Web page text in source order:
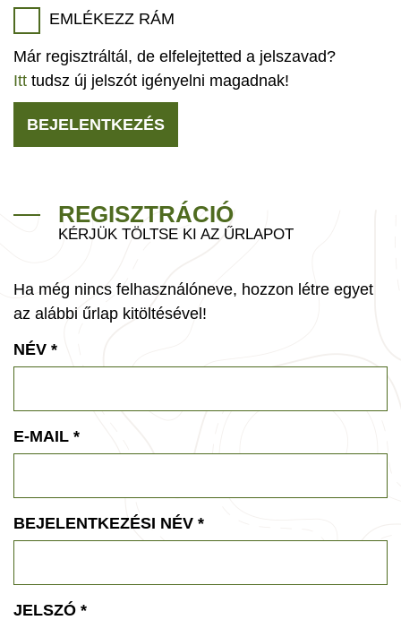
EMLÉKEZZ RÁM
Már regisztráltál, de elfelejtetted a jelszavad?
Itt tudsz új jelszót igényelni magadnak!
BEJELENTKEZÉS
REGISZTRÁCIÓ
KÉRJÜK TÖLTSE KI AZ ŰRLAPOT
Ha még nincs felhasználóneve, hozzon létre egyet
az alábbi űrlap kitöltésével!
NÉV *
E-MAIL *
BEJELENTKEZÉSI NÉV *
JELSZÓ *